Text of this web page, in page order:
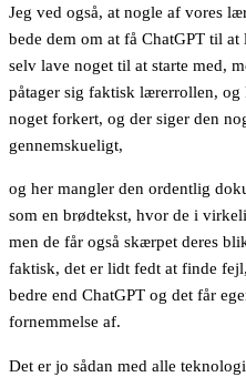
Jeg ved også, at nogle af vores
bede dem om at få ChatGPT til
selv lave noget til at starte med,
påtager sig faktisk lærerrollen, og
noget forkert, og der siger den
gennemskueligt,
og her mangler den ordentlig
som en brødtekst, hvor de i
men de får også skærpet deres
faktisk, det er lidt fedt at finde
bedre end ChatGPT og det får
fornemmelse af.
Det er jo sådan med alle